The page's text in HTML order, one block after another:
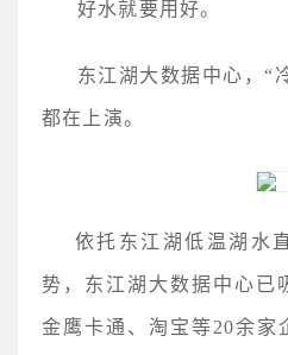
好水就要用好。
东江湖大数据中心，“
都在上演。
依托东江湖低温湖水
势，东江湖大数据中心已
金鹰卡通、淘宝等20余家